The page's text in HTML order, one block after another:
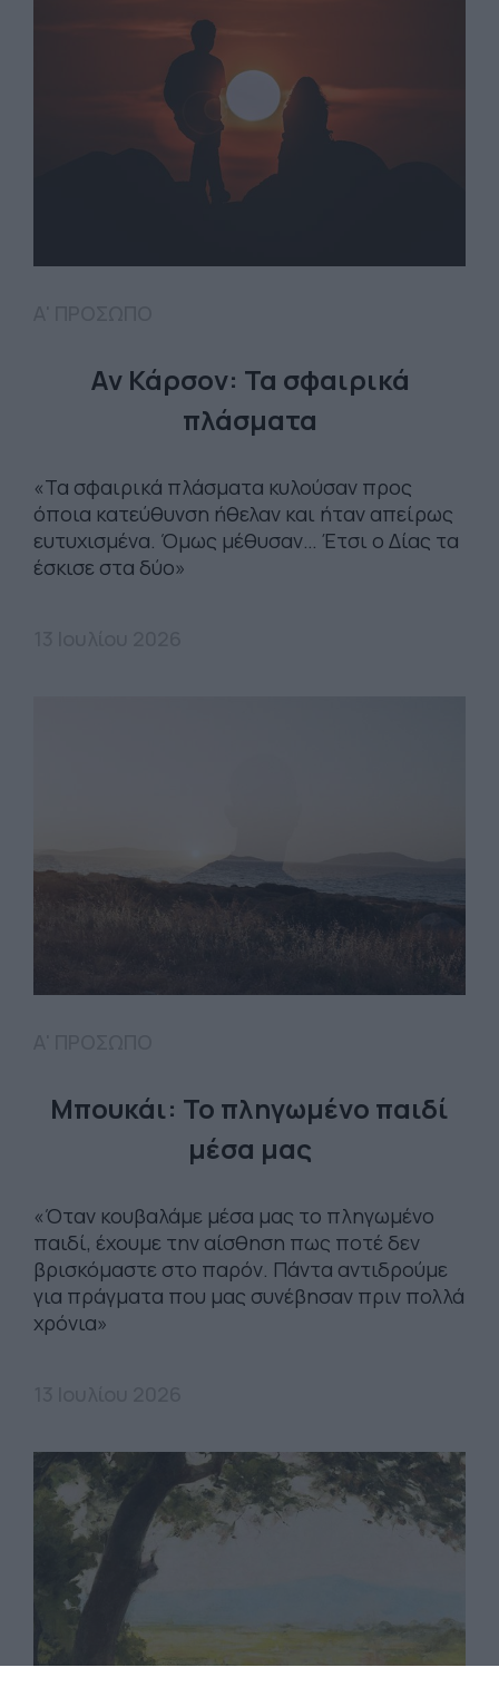
Αν Κάρσον: Τα σφαιρικά
πλάσματα
«Τα σφαιρικά πλάσματα κυλούσαν προς
όποια κατεύθυνση ήθελαν και ήταν απείρως
ευτυχισμένα. Όμως μέθυσαν… Έτσι ο Δίας τα
έσκισε στα δύο»
Μπουκάι: Το πληγωμένο παιδί
μέσα μας
«Όταν κουβαλάμε μέσα μας το πληγωμένο
παιδί, έχουμε την αίσθηση πως ποτέ δεν
βρισκόμαστε στο παρόν. Πάντα αντιδρούμε
για πράγματα που μας συνέβησαν πριν πολλά
χρόνια»